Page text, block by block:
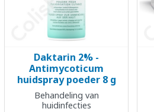
Daktarin 2% -
Antimycoticum
huidspray poeder 8 g
Behandeling van
huidinfecties